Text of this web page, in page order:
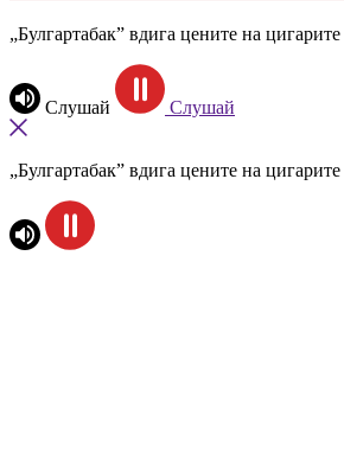
„Булгартабак” вдига цените на
Слушай Слушай
„Булгартабак” вдига цените на